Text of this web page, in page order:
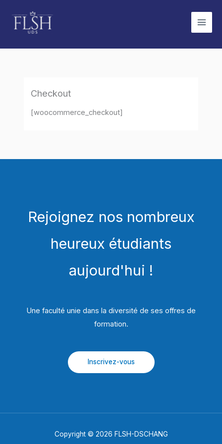
contenu
Checkout
[woocommerce_checkout]
Rejoignez nos nombreux
heureux étudiants
aujourd'hui !
Une faculté unie dans la diversité de ses offres de
formation.​
Inscrivez-vous
Copyright © 2026 FLSH-DSCHANG